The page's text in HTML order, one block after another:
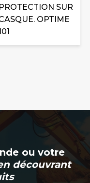
PROTECTION SUR
OPTIME
ou votre
découvrant